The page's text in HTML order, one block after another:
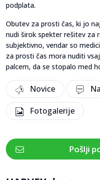
podplata.
Obutev za prosti čas, ki jo
nudi širok spekter rešitev za
subjektivno, vendar so
za prosti čas mora nuditi
palcem, da se stopalo med
Novice
Fotogalerije
Pošlji